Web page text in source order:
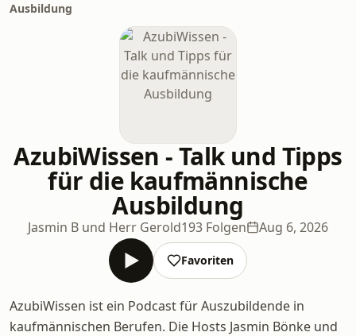
Ausbildung
AzubiWissen - Talk und Tipps
für die kaufmännische
Ausbildung
Jasmin B und Herr Gerold193 Folgen Aug 6, 2026
Favoriten
AzubiWissen ist ein Podcast für Auszubildende in
kaufmännischen Berufen. Die Hosts Jasmin Bönke und